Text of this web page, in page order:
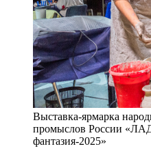
Выставка-ярмарка
промыслов России
фантазия-2025»